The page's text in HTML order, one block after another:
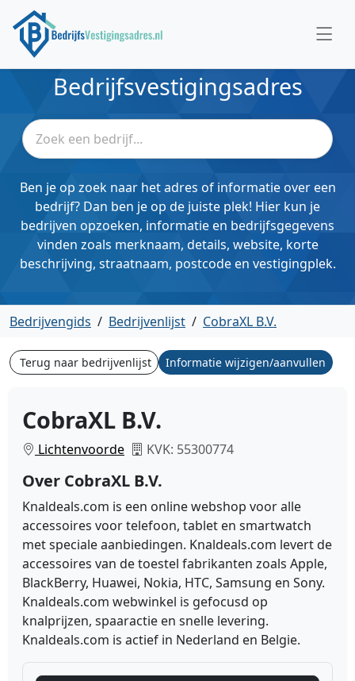
Bedrijfsvestigingsadres
Ben je op zoek naar het adres of informatie over een
bedrijf? Dan ben je op de juiste plek! Hier kun je
bedrijven opzoeken, informatie en bedrijfsgegevens
vinden zoals merknaam, details, website, korte
beschrijving, straatnaam, postcode en vestigingplek.
Bedrijvengids / Bedrijvenlijst / CobraXL B.V.
Terug naar bedrijvenlijst Informatie wijzigen/aanvullen
CobraXL B.V.
Lichtenvoorde KVK: 55300774
Over CobraXL B.V.
Knaldeals.com is een online webshop voor alle
accessoires voor telefoon, tablet en smartwatch
met speciale aanbiedingen. Knaldeals.com levert de
accessoires van de toestel fabrikanten zoals Apple,
BlackBerry, Huawei, Nokia, HTC, Samsung en Sony.
Knaldeals.com webwinkel is gefocusd op
knalprijzen, spaaractie en snelle levering.
Knaldeals.com is actief in Nederland en Belgie.